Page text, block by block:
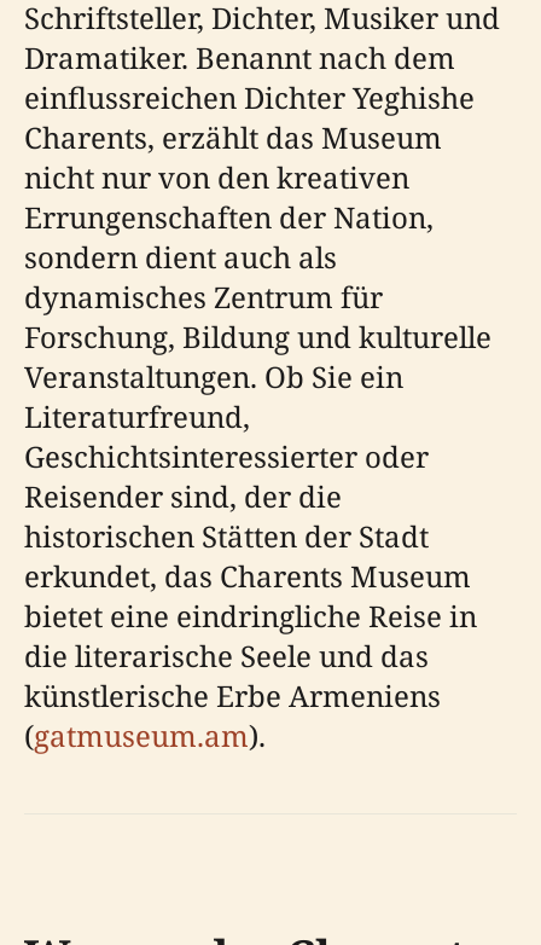
Schriftsteller, Dichter, Musiker und
Dramatiker. Benannt nach dem
einflussreichen Dichter Yeghishe
Charents, erzählt das Museum
nicht nur von den kreativen
Errungenschaften der Nation,
sondern dient auch als
dynamisches Zentrum für
Forschung, Bildung und kulturelle
Veranstaltungen. Ob Sie ein
Literaturfreund,
Geschichtsinteressierter oder
Reisender sind, der die
historischen Stätten der Stadt
erkundet, das Charents Museum
bietet eine eindringliche Reise in
die literarische Seele und das
künstlerische Erbe Armeniens
(gatmuseum.am).